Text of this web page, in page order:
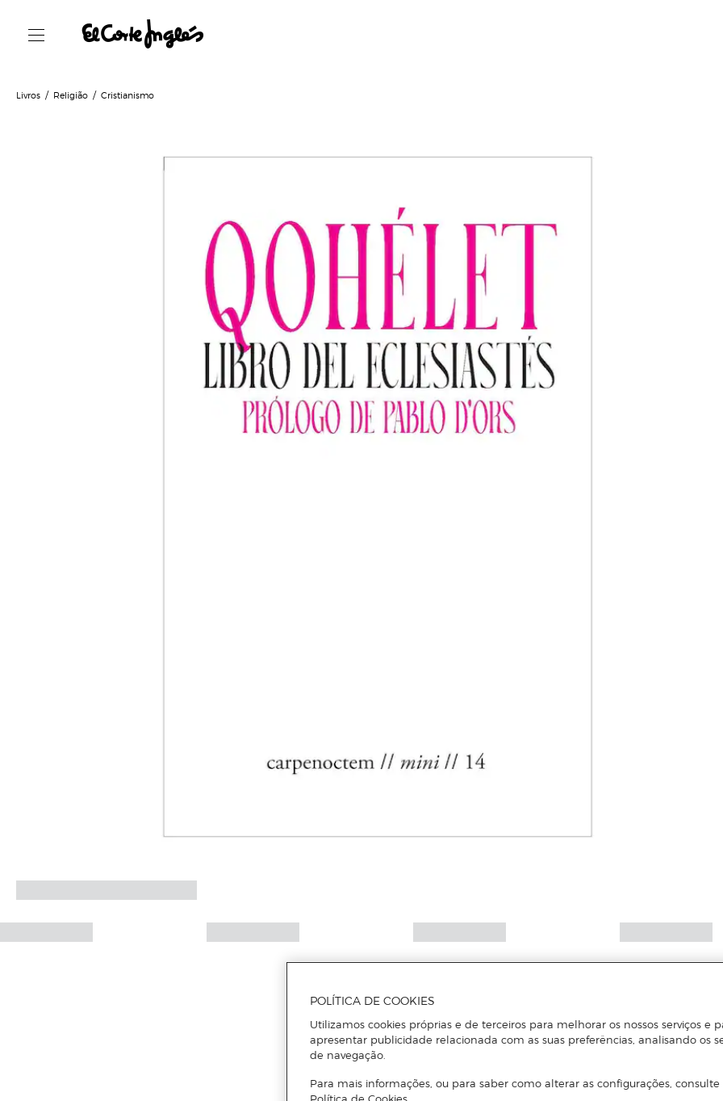
Livros Religião Cristianismo
POLÍTICA DE COOKIES
Utilizamos cookies próprias e de terceiros para melhorar os nossos serviços e
apresentar publicidade relacionada com as suas preferências, analisando os
de navegação.
Para mais informações, ou para saber como alterar as configurações, consulte
Política de Cookies.